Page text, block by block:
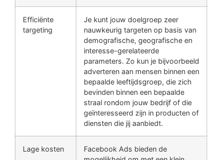
Efficiënte
targeting
Je kunt jouw doelgroep zeer
nauwkeurig targeten op basis van
demografische, geografische en
interesse-gerelateerde
parameters. Zo kun je bijvoorbeeld
adverteren aan mensen binnen een
bepaalde leeftijdsgroep, die zich
bevinden binnen een bepaalde
straal rondom jouw bedrijf of die
geïnteresseerd zijn in producten of
diensten die jij aanbiedt.
Lage kosten
Facebook Ads bieden de